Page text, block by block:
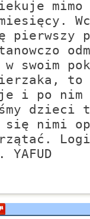
mimo
pierwszy
swoim
i po nim
dzieci
się nimi
YAFUD